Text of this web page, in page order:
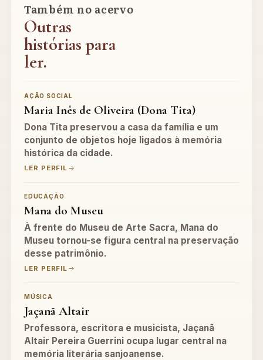
Também no acervo
Outras
histórias para
ler.
AÇÃO SOCIAL
Maria Inês de Oliveira (Dona Tita)
Dona Tita preservou a casa da família e um
conjunto de objetos hoje ligados à memória
histórica da cidade.
LER PERFIL
EDUCAÇÃO
Mana do Museu
À frente do Museu de Arte Sacra, Mana do
Museu tornou-se figura central na preservação
desse patrimônio.
LER PERFIL
MÚSICA
Jaçanã Altair
Professora, escritora e musicista, Jaçanã
Altair Pereira Guerrini ocupa lugar central na
memória literária sanjoanense.